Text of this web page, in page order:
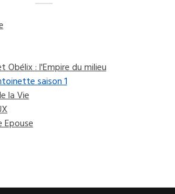
Obélix : l'Empire du milieu
saison 1
la Vie
Epouse